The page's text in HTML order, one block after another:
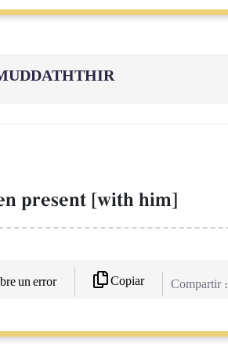
present [with him]
un error Copiar Compartir :